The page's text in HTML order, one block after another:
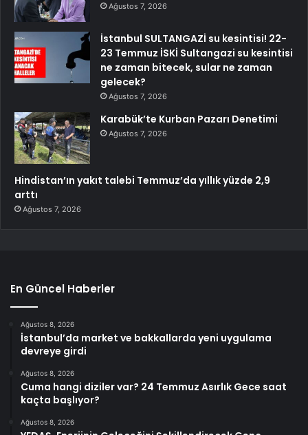
Ağustos 7, 2026
İstanbul SULTANGAZİ su kesintisi! 22-
23 Temmuz İSKİ Sultangazi su kesintisi
ne zaman bitecek, sular ne zaman
gelecek?
Ağustos 7, 2026
Karabük’te Kurban Pazarı Denetimi
Ağustos 7, 2026
Hindistan’ın yakıt talebi Temmuz’da yıllık yüzde 2,9
arttı
Ağustos 7, 2026
En Güncel Haberler
Ağustos 8, 2026
İstanbul’da market ve bakkallarda yeni uygulama
devreye girdi
Ağustos 8, 2026
Cuma hangi diziler var? 24 Temmuz Asırlık Gece saat
kaçta başlıyor?
Ağustos 8, 2026